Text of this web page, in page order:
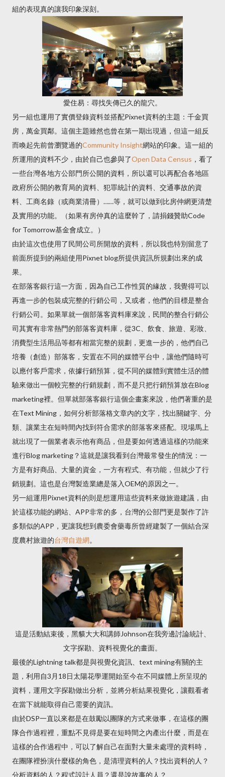
組的表現真的讓我印象深刻。
愛住易：尋找失傳已久的龍穴。
另一組也運用了實價登錄資料並搭配Pixnet資料的主題：千金買
房，萬金買鄰。這個主題雖然也曾在第一期出現過，但這一組反
而喚起先前曾瀏覽過的Community Insight網站的印象。這一組的
所運用的資料不少，由於自己也參與了Open Data Census ，看了
一些台灣各地方公部門所公開的資料，所以還可以再配合各地區
政府所公開的教育局的資料、犯罪統計的資料、交通事故的資
料、工商名錄（或商業清冊）……等，就可以做到比房仲網更清楚
及實用的功能。（如果有房仲真的這麼幹了，請捐錢贊助Code
for Tomorrow基金會成立。）
由於這次也使用了民間公司所開放的資料，所以我也特別留意了
前面所提到的兩組使用Pixnet blog所提供資訊所規劃出來的成
果。
在部落客銀行這一方面，因為自己工作性質的緣故，我覺得可以
再進一步的包裝成完整的行銷公司，又或者，他們的目標是整合
行銷公司。如果單就一個部落客資料庫來說，民間的整合行銷公
司其實有非常熱門的部落客資料庫，從3C、飲食、旅遊、彩妝、
消費型生活用品等都有相當完整的規劃，更進一步的，他們自己
培養（創造）部落客，安置在不同的媒體平台中，讓他們隨時可
以應付客戶需求，依據行銷預算，從不同的媒體到實體生活的體
驗來做出一個較完整的行銷規劃，而不是只把行銷預算放在Blog
marketing裡。但單就部落客銀行這個企畫案來說，他們著重的是
在Text Mining，如何分析部落格文章內的文字，找出關鍵字、分
類、讓業主在短時間內找到符合需求的部落客來搭配。現場馬上
就出現了一個業者表示他有商品，但是要如何透過這樣的功能來
進行Blog marketing？這就是讓我看到台灣最常發生的情況：一
方是有好商品、大量的資金，一方有程式、有功能，但就少了行
銷規劃。這也是台灣製造業總是落入OEM的原因之一。
另一組運用Pixnet資料的則是想運用這些資料來做旅遊建議，由
於這樣功能的網站、APP非常的多，台灣的公部門更是製作了許
多類似的APP，更讓我想到農委會藥毒所曾經建製了一個結合深
度農村旅遊的台灣自遊網。
這是活動結束後，黑貘大大和講師Johnson在我旁邊討論統計、
文字探勘、資料視覺化的畫面。
最後的Lightning talk都是與視覺化資訊、text mining有關的主
題，利用自3月18日太陽花學運開始至今在不同媒體上所呈現的
資料，運用文字探勘做出分析，並將分析結果視覺化，讓觀看者
在當下就能取得自己需要的資訊。
由於DSP一直以來都是在鼓勵以團隊的方式來做事，在這樣的團
隊合作過程裡，重點不見得是要在短時間之內產出什麼，而是在
這樣的合作過程中，可以了解自己在面對大量未處理的資料時，
在團隊裡扮演什麼樣的角色，是清理資料的人？找出資料的人？
分析資料的人？程式設計人員？還是說故事的人？